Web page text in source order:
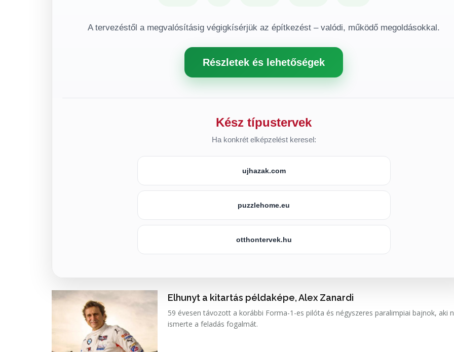
A tervezéstől a megvalósításig végigkísérjük az építkezést – valódi, működő megoldásokkal.
Részletek és lehetőségek
Kész típustervek
Ha konkrét elképzelést keresel:
ujhazak.com
puzzlehome.eu
otthontervek.hu
Elhunyt a kitartás példaképe, Alex Zanardi
59 évesen távozott a korábbi Forma-1-es pilóta és négyszeres paralimpiai bajnok, aki
ismerte a feladás fogalmát.